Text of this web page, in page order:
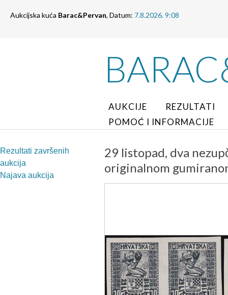
Aukcijska kuća Barac&Pervan, Datum: 7.8.2026. 9:08
AUKCIJE
REZULTATI
POMOĆ I INFORMACIJE
Rezultati završenih
aukcija
Najava aukcija
29 listopad, dva
originalnom